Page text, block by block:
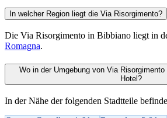
In welcher Region liegt die Via Risorgimento?
Die Via Risorgimento in Bibbiano liegt in
Romagna.
Wo in der Umgebung von Via
Hotel?
In der Nähe der folgenden Stadtteile